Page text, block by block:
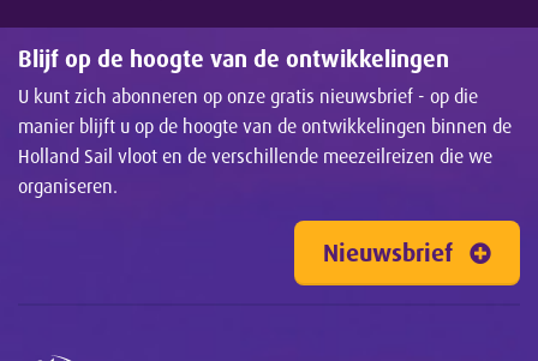
Blijf op de hoogte van de ontwikkelingen
U kunt zich abonneren op onze gratis nieuwsbrief - op die
manier blijft u op de hoogte van de ontwikkelingen binnen de
Holland Sail vloot en de verschillende meezeilreizen die we
organiseren.
Nieuwsbrief